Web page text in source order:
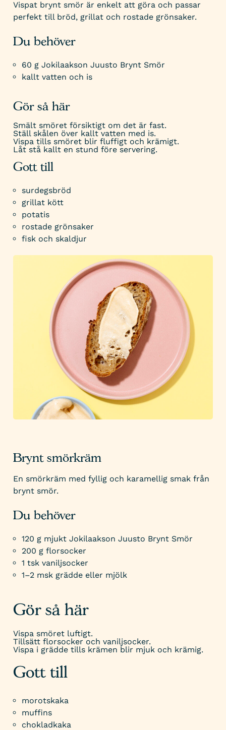
Vispat brynt smör är enkelt att göra och passar
perfekt till bröd, grillat och rostade grönsaker.
Du behöver
60 g Jokilaakson Juusto Brynt Smör
kallt vatten och is
Gör så här
Smält smöret försiktigt om det är fast.
Ställ skålen över kallt vatten med is.
Vispa tills smöret blir fluffigt och krämigt.
Låt stå kallt en stund före servering.
Gott till
surdegsbröd
grillat kött
potatis
rostade grönsaker
fisk och skaldjur
Brynt smörkräm
En smörkräm med fyllig och karamellig smak från
brynt smör.
Du behöver
120 g mjukt Jokilaakson Juusto Brynt Smör
200 g florsocker
1 tsk vaniljsocker
1–2 msk grädde eller mjölk
Gör så här
Vispa smöret luftigt.
Tillsätt florsocker och vaniljsocker.
Vispa i grädde tills krämen blir mjuk och krämig.
Gott till
morotskaka
muffins
chokladkaka